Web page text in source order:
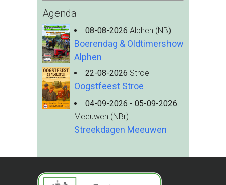
Agenda
08-08-2026 Alphen (NB)
Boerendag & Oldtimershow
Alphen
22-08-2026 Stroe
Oogstfeest Stroe
04-09-2026 - 05-09-2026
Meeuwen (NBr)
Streekdagen Meeuwen